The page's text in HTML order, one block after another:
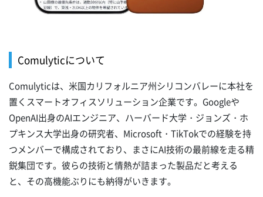
Comulyticについて
Comulyticは、米国カリフォルニア州シリコンバレーに本社を
置くスマートオフィスソリューション企業です。Googleや
OpenAI出身のAIエンジニア、ハーバード大学・ジョンズ・ホ
プキンス大学出身の研究者、Microsoft・TikTokでの経験を持
つメンバーで構成されており、まさにAI技術の最前線を走る精
鋭集団です。彼らの技術と情熱が詰まった製品だと考える
と、その高機能ぶりにも納得がいきます。